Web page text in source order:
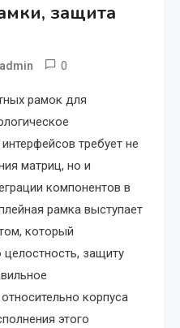
защита
0
рамок для
требует не
матриц, но и
компонентов в
рамка выступает
который
целостность, защиту
корпуса
этого